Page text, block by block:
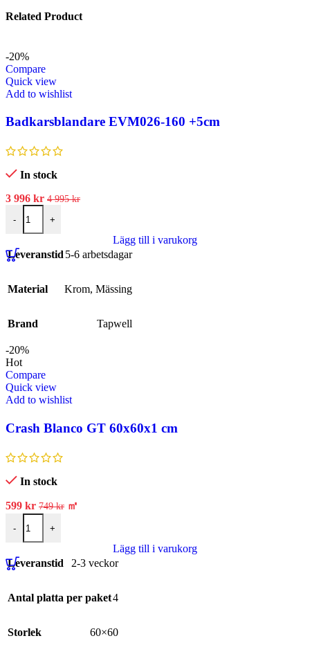
Related Product
-20%
Compare
Quick view
Add to wishlist
Badkarsblandare EVM026-160 +5cm
In stock
3 996 kr 4 995kr
- +
Lägg till i varukorg
Leveranstid 5-6 arbetsdagar
Material Krom, Mässing
Brand Tapwell
-20%
Hot
Compare
Quick view
Add to wishlist
Crash Blanco GT 60x60x1 cm
In stock
599 kr 749kr ㎡
- +
Lägg till i varukorg
Leveranstid
2-3 veckor
Antal platta per paket4
Storlek 60×60